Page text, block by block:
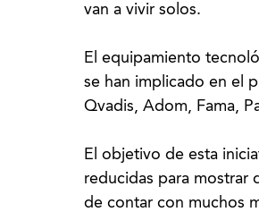
van a vivir solos.
El equipamiento
se han implicado en el
Qvadis, Adom, Fama,
El objetivo de esta
reducidas para mostrar
de contar con muchos